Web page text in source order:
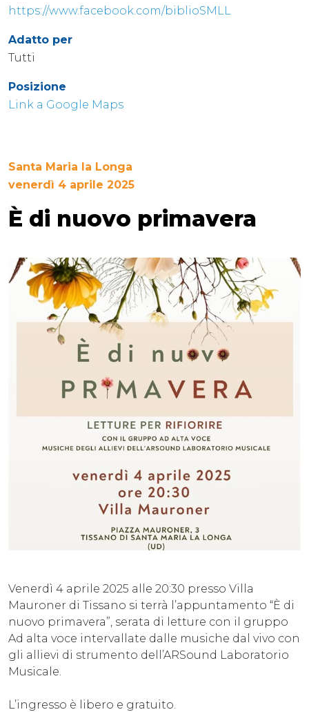
https://www.facebook.com/biblioSMLL
Adatto per
Tutti
Posizione
Link a Google Maps
Santa Maria la Longa
venerdì 4 aprile 2025
È di nuovo primavera
Venerdì 4 aprile 2025 alle 20:30 presso Villa
Mauroner di Tissano si terrà l’appuntamento “È di
nuovo primavera”, serata di letture con il gruppo
Ad alta voce intervallate dalle musiche dal vivo con
gli allievi di strumento dell’ARSound Laboratorio
Musicale.
L’ingresso è libero e gratuito.